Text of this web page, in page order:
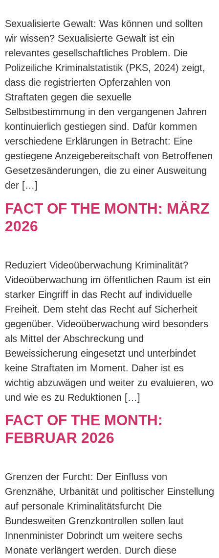
Sexualisierte Gewalt: Was können und sollten
wir wissen? Sexualisierte Gewalt ist ein
relevantes gesellschaftliches Problem. Die
Polizeiliche Kriminalstatistik (PKS, 2024) zeigt,
dass die registrierten Opferzahlen von
Straftaten gegen die sexuelle
Selbstbestimmung in den vergangenen Jahren
kontinuierlich gestiegen sind. Dafür kommen
verschiedene Erklärungen in Betracht: Eine
gestiegene Anzeigebereitschaft von Betroffenen
Gesetzesänderungen, die zu einer Ausweitung
der […]
FACT OF THE MONTH: MÄRZ
2026
Reduziert Videoüberwachung Kriminalität?
Videoüberwachung im öffentlichen Raum ist ein
starker Eingriff in das Recht auf individuelle
Freiheit. Dem steht das Recht auf Sicherheit
gegenüber. Videoüberwachung wird besonders
als Mittel der Abschreckung und
Beweissicherung eingesetzt und unterbindet
keine Straftaten im Moment. Daher ist es
wichtig abzuwägen und weiter zu evaluieren, wo
und wie es zu Reduktionen […]
FACT OF THE MONTH:
FEBRUAR 2026
Grenzen der Furcht: Der Einfluss von
Grenznähe, Urbanität und politischer Einstellung
auf personale Kriminalitätsfurcht Die
Bundesweiten Grenzkontrollen sollen laut
Innenminister Dobrindt um weitere sechs
Monate verlängert werden. Durch diese